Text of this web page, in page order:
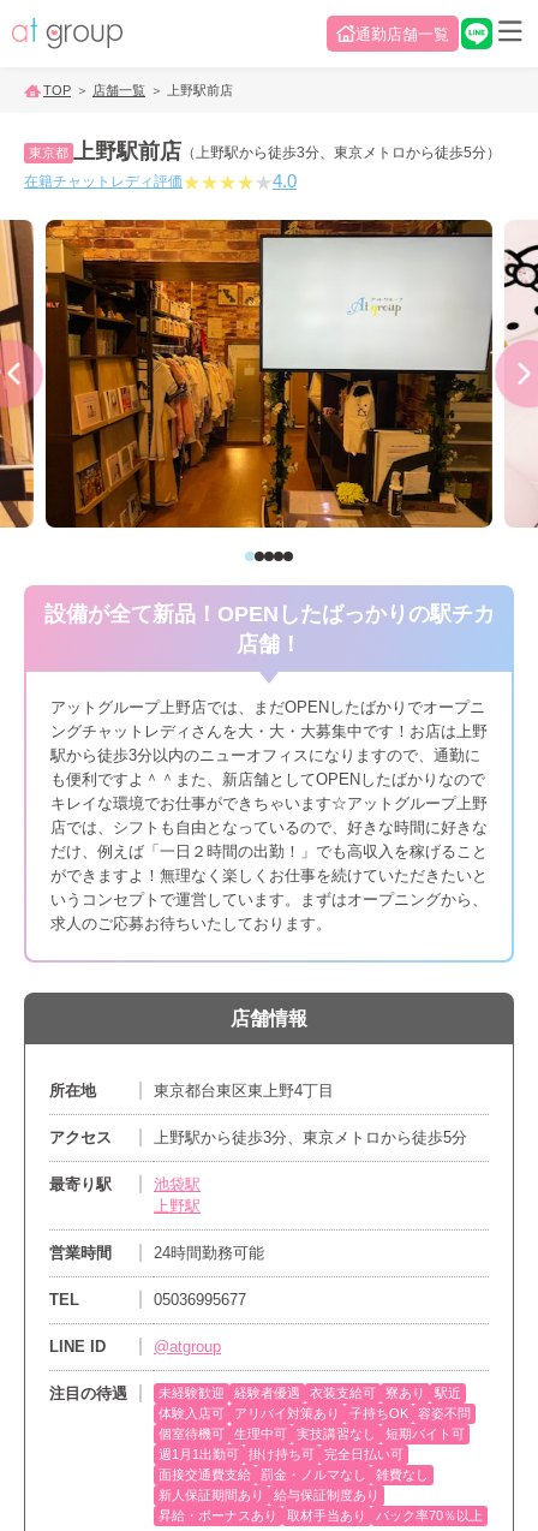
通勤店舗一覧
TOP 店舗一覧 上野駅前店
東京都 上野駅前店 （上野駅から徒歩3分、東京メトロから徒歩5分）
在籍チャットレディ評価★★★★★4.0
設備が全て新品！OPENしたばっかりの駅チカ
店舗！
アットグループ上野店では、まだOPENしたばかりでオープニ
ングチャットレディさんを大・大・大募集中です！お店は上野
駅から徒歩3分以内のニューオフィスになりますので、通勤に
も便利ですよ＾＾また、新店舗としてOPENしたばかりなので
キレイな環境でお仕事ができちゃいます☆アットグループ上野
店では、シフトも自由となっているので、好きな時間に好きな
だけ、例えば「一日２時間の出勤！」でも高収入を稼げること
ができますよ！無理なく楽しくお仕事を続けていただきたいと
いうコンセプトで運営しています。まずはオープニングから、
求人のご応募お待ちいたしております。
店舗情報
所在地 東京都台東区東上野4丁目
アクセス 上野駅から徒歩3分、東京メトロから徒歩5分
最寄り駅
池袋駅
上野駅
営業時間 24時間勤務可能
TEL 05036995677
LINE ID @atgroup
注目の待遇 未経験歓迎 経験者優遇 衣装支給可 寮あり
駅近
体験入店可
アリバイ対策あり 子持ちOK
容姿不問
個室待機可
生理中可 実技講習なし
短期バイト可
週1月1出勤可
掛け持ち可
完全日払い可
面接交通費支給
罰金・ノルマなし
雑費なし
新人保証期間あり
給与保証制度あり
昇給・ボーナスあり
取材手当あり バック率70％以上